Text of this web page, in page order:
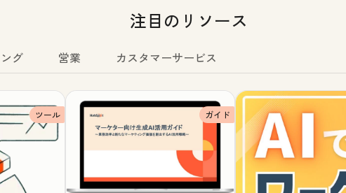
注目のリソース
グ 営業 カスタマーサービス
ツール ガイド